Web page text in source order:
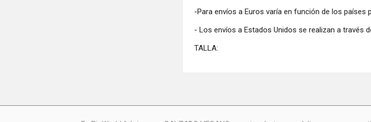
-Para envíos a Euros varía en función de los países
- Los envíos a Estados Unidos se realizan a través
TALLA: